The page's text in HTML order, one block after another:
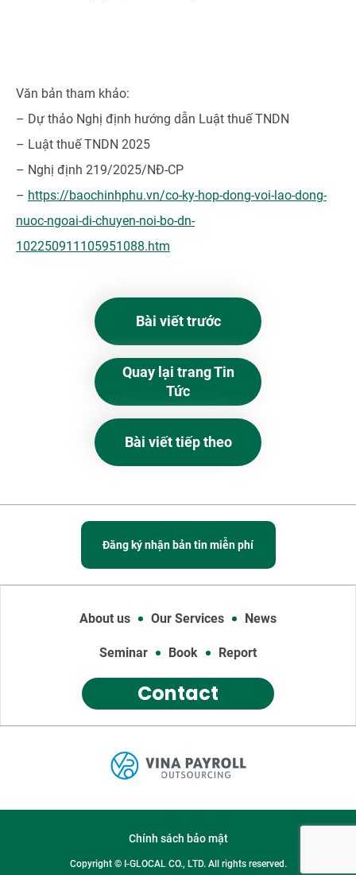
Văn bản tham khảo:
– Dự thảo Nghị định hướng dẫn Luật thuế TNDN
– Luật thuế TNDN 2025
– Nghị định 219/2025/NĐ-CP
– https://baochinhphu.vn/co-ky-hop-dong-voi-lao-dong-
nuoc-ngoai-di-chuyen-noi-bo-dn-
102250911105951088.htm
Bài viết trước
Quay lại trang Tin
Tức
Bài viết tiếp theo
Đăng ký nhận bản tin miễn phí
About us Our Services News
Seminar Book Report
Contact
Chính sách bảo mật
Copyright © I-GLOCAL CO., LTD. All rights reserved.